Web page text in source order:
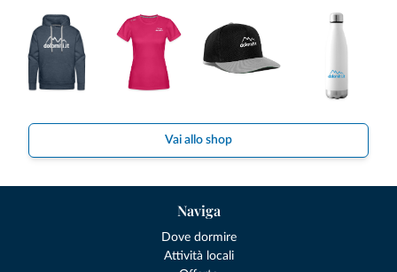
Vai allo shop
Naviga
Dove dormire
Attività locali